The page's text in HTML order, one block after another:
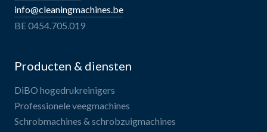
info@cleaningmachines.be
BE 0454.705.019
Producten & diensten
DiBO hogedrukreinigers
Professionele veegmachines
Schrobmachines & schrobzuigmachines